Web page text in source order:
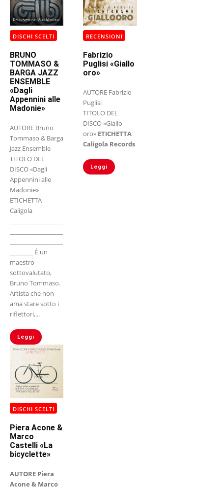
DISCHI SCELTI
BRUNO
TOMMASO &
BARGA JAZZ
ENSEMBLE
«Dagli
Appennini alle
Madonie»
AUTORE Bruno
Tommaso & Barga
Jazz Ensemble
TITOLO DEL
DISCO «Dagli
Appennini alle
Madonie»
ETICHETTA
Caligola
maestro
sottovalutato,
Bruno Tommaso.
Artista che non
ama stare sotto i
riflettori,...
Leggi
RECENSIONI
Fabrizio
Puglisi «Giallo
oro»
AUTORE Fabrizio
Puglisi
TITOLO DEL
DISCO «Giallo
oro»
Caligola Records
Leggi
DISCHI SCELTI
Piera Acone &
Marco
Castelli «La
bicyclette»
AUTORE Piera
Acone & Marco